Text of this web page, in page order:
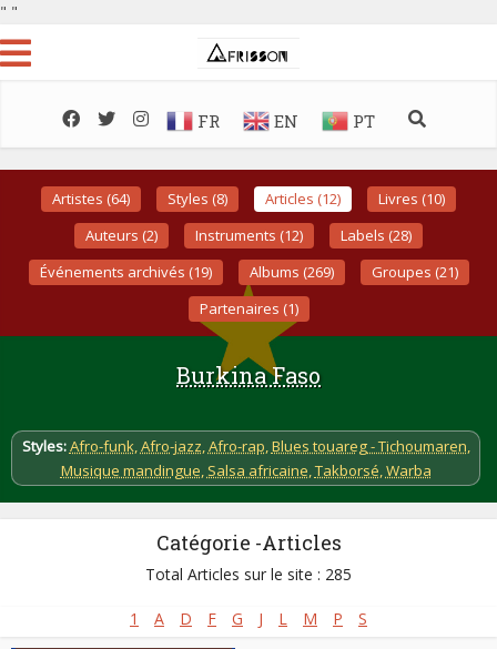
" "
FR EN PT
Artistes (64) Styles (8) Articles (12)
Livres (10)
Auteurs (2)
Instruments (12)
Labels (28)
Événements archivés (19)
Albums (269)
Groupes (21)
Partenaires (1)
Burkina Faso
Styles:Afro-funk,Afro-jazz,Afro-rap,Blues touareg - Tichoumaren,
Musique mandingue, Salsa africaine,Takborsé,Warba
Catégorie -Articles
Total Articles sur le site : 285
1 A D F G J L M P S